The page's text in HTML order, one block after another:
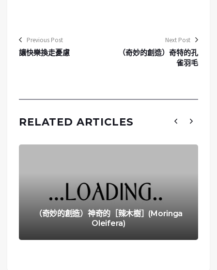
Previous Post
讓快樂換走憂慮
Next Post
（奇妙的創造）奇特的孔
雀羽毛
RELATED ARTICLES
（奇妙的創造）神奇的［辣木樹］(Moringa
Oleifera)